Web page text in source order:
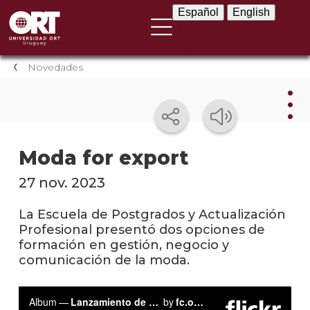
Español English
Novedades
Moda for export
27 nov. 2023
La Escuela de Postgrados y Actualización
Profesional presentó dos opciones de
formación en gestión, negocio y
comunicación de la moda.